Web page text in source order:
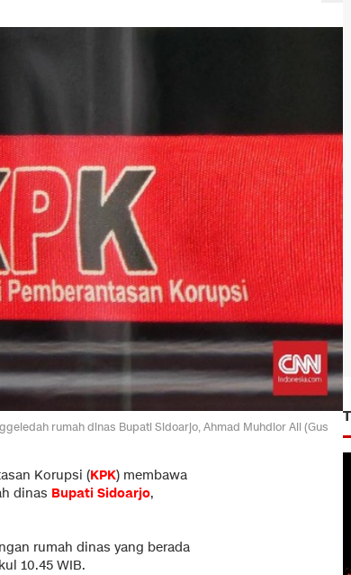
rumah dinas Bupati Sidoarjo, Ahmad Muhdlor Ali (Gus
Korupsi (KPK) membawa
dinas Bupati Sidoarjo,
rumah dinas yang berada
10.45 WIB.